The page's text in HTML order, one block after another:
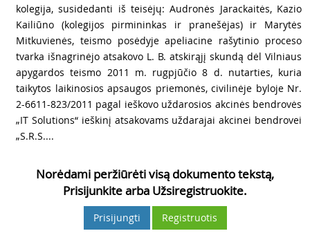
kolegija, susidedanti iš teisėjų: Audronės Jarackaitės, Kazio
Kailiūno (kolegijos pirmininkas ir pranešėjas) ir Marytės
Mitkuvienės, teismo posėdyje apeliacine rašytinio proceso
tvarka išnagrinėjo atsakovo L. B. atskirąjį skundą dėl Vilniaus
apygardos teismo 2011 m. rugpjūčio 8 d. nutarties, kuria
taikytos laikinosios apsaugos priemonės, civilinėje byloje Nr.
2-6611-823/2011 pagal ieškovo uždarosios akcinės bendrovės
„IT Solutions“ ieškinį atsakovams uždarajai akcinei bendrovei
„S.R.S....
Norėdami peržiūrėti visą dokumento tekstą,
Prisijunkite arba Užsiregistruokite.
Prisijungti Registruotis